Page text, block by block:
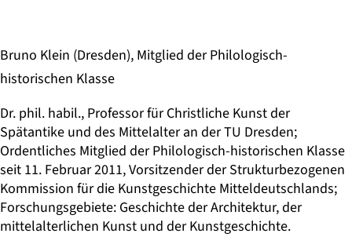
Bruno Klein (Dresden), Mitglied der Philologisch-
historischen Klasse
Dr. phil. habil., Professor für Christliche Kunst der
Spätantike und des Mittelalter an der TU Dresden;
Ordentliches Mitglied der Philologisch-historischen Klasse
seit 11. Februar 2011, Vorsitzender der Strukturbezogenen
Kommission für die Kunstgeschichte Mitteldeutschlands;
Forschungsgebiete: Geschichte der Architektur, der
mittelalterlichen Kunst und der Kunstgeschichte.